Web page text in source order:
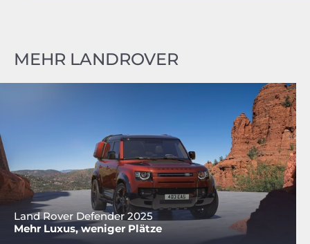
MEHR LANDROVER
Land Rover Defender 2025
Mehr Luxus, weniger Plätze